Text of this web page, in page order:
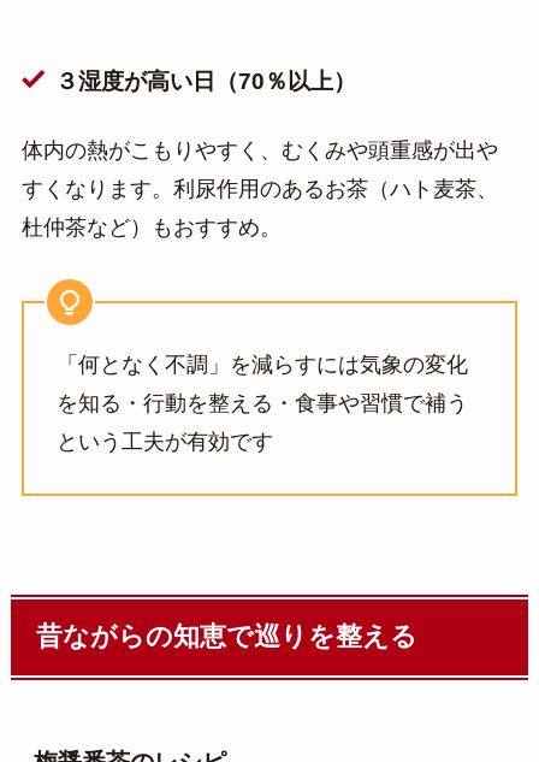
３湿度が高い日（70％以上）
体内の熱がこもりやすく、むくみや頭重感が出や
すくなります。利尿作用のあるお茶（ハト麦茶、
杜仲茶など）もおすすめ。
「何となく不調」を減らすには気象の変化
を知る・行動を整える・食事や習慣で補う
という工夫が有効です
昔ながらの知恵で巡りを整える